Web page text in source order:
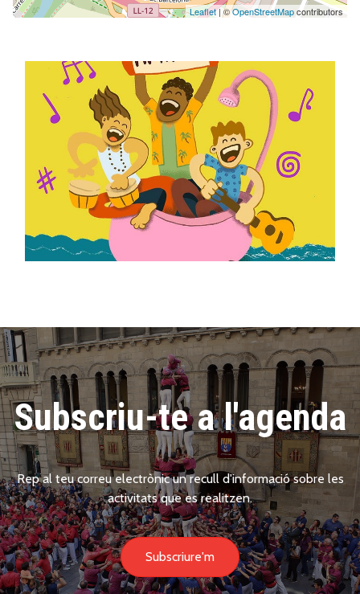
Leaflet| ©OpenStreetMapcontributors
Subscriu-te a l'agenda
Rep al teu correu electrònic un recull d'informació sobre les
activitats que es realitzen.
Subscriure'm